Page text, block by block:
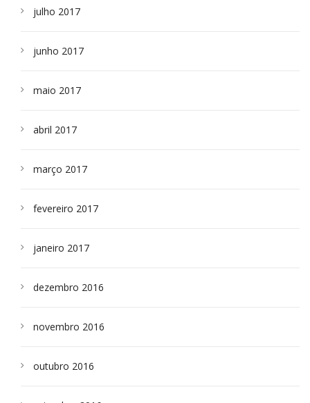
julho 2017
junho 2017
maio 2017
abril 2017
março 2017
fevereiro 2017
janeiro 2017
dezembro 2016
novembro 2016
outubro 2016